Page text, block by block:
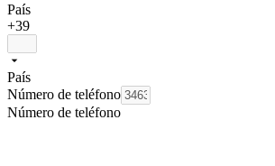
País
+39
País
Número de teléfono
Número de teléfono